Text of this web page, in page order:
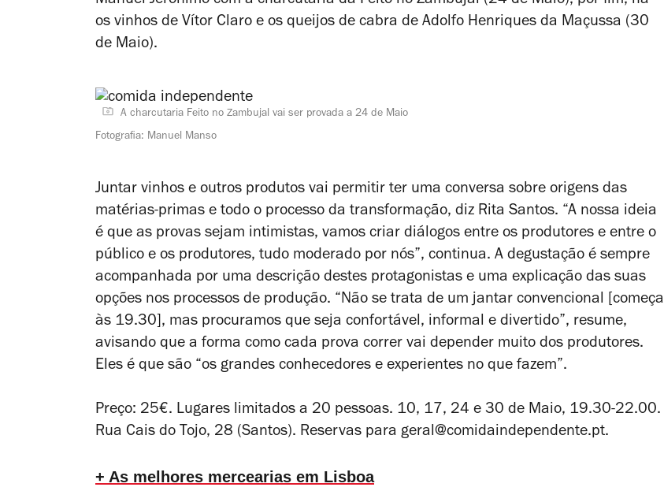
os vinhos de Vítor Claro e os queijos de cabra de Adolfo Henriques da Maçussa (30
de Maio).
A charcutaria Feito no Zambujal vai ser provada a 24 de Maio
Fotografia: Manuel Manso
Juntar vinhos e outros produtos vai permitir ter uma conversa sobre origens das
matérias-primas e todo o processo da transformação, diz Rita Santos. “A nossa ideia
é que as provas sejam intimistas, vamos criar diálogos entre os produtores e entre o
público e os produtores, tudo moderado por nós”, continua. A degustação é sempre
acompanhada por uma descrição destes protagonistas e uma explicação das suas
opções nos processos de produção. “Não se trata de um jantar convencional [começa
às 19.30], mas procuramos que seja confortável, informal e divertido”, resume,
avisando que a forma como cada prova correr vai depender muito dos produtores.
Eles é que são “os grandes conhecedores e experientes no que fazem”.
Preço: 25€. Lugares limitados a 20 pessoas. 10, 17, 24 e 30 de Maio, 19.30-22.00.
Rua Cais do Tojo, 28 (Santos). Reservas para geral@comidaindependente.pt.
+ As melhores mercearias em Lisboa